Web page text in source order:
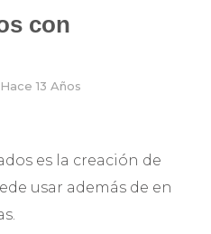
con
Hace 13 Años
es la creación de
usar además de en